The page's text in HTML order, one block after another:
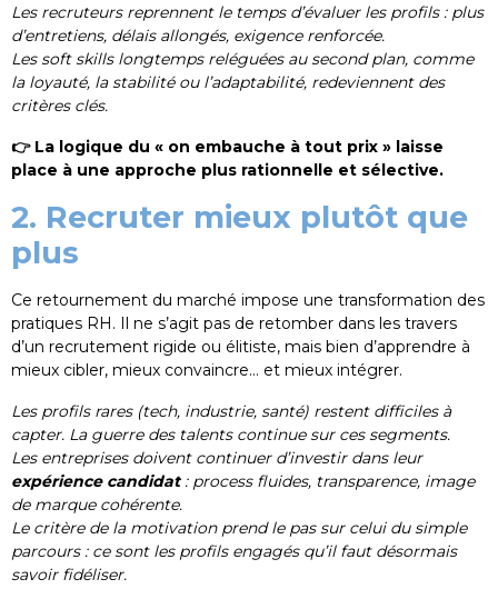
Les recruteurs reprennent le temps d’évaluer les profils : plus
d’entretiens, délais allongés, exigence renforcée.
Les soft skills longtemps reléguées au second plan, comme
la loyauté, la stabilité ou l’adaptabilité, redeviennent des
critères clés.
👉 La logique du « on embauche à tout prix » laisse
place à une approche plus rationnelle et sélective.
2. Recruter mieux plutôt que
plus
Ce retournement du marché impose une transformation des
pratiques RH. Il ne s’agit pas de retomber dans les travers
d’un recrutement rigide ou élitiste, mais bien d’apprendre à
mieux cibler, mieux convaincre… et mieux intégrer.
Les profils rares (tech, industrie, santé) restent difficiles à
capter. La guerre des talents continue sur ces segments.
Les entreprises doivent continuer d’investir dans leur
expérience candidat: process fluides, transparence, image
de marque cohérente.
Le critère de la motivation prend le pas sur celui du simple
parcours : ce sont les profils engagés qu’il faut désormais
savoir fidéliser.